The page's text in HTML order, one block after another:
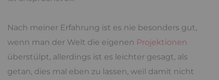
Nach meiner Erfahrung ist es nie besonders gut,
wenn man der Welt die eigenen Projektionen
überstülpt, allerdings ist es leichter gesagt, als
getan, dies mal eben zu lassen, weil damit nicht